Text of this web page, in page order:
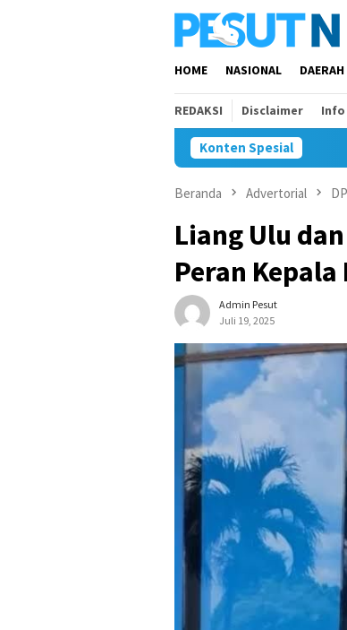
HOME NASIONAL DAERAH
REDAKSI Disclaimer Info
Konten Spesial
Beranda Advertorial
Liang Ulu
Peran Kepala
Admin Pesut
Juli 19, 2025